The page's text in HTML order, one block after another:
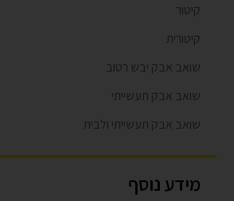
קיטור
קיטורית
שואב אבק יבש רטוב
שואב אבק תעשייתי
שואב אבק תעשייתי ולבית
מידע נוסף